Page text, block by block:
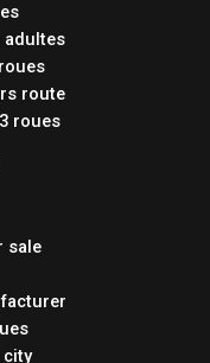
adultes
route
roues
sale
city